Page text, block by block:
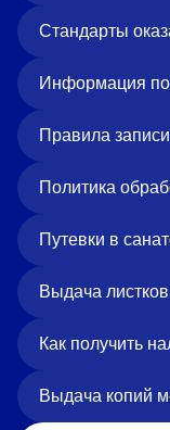
Стандарты
Информация
Правила
Политика
Путевки в
Выдача
Как получить
Выдача копий